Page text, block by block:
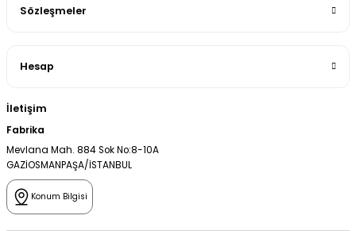
Sözleşmeler
Hesap
İletişim
Fabrika
Mevlana Mah. 884 Sok No:8-10A
GAZİOSMANPAŞA/İSTANBUL
Konum Bilgisi